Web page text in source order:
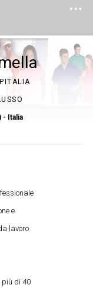
- Italia
e
lavoro
più di 40